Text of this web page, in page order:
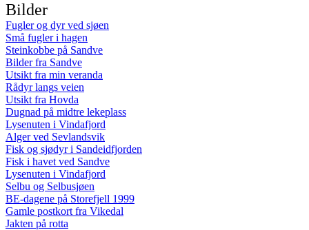
Bilder
Fugler og dyr ved sjøen
Små fugler i hagen
Steinkobbe på Sandve
Bilder fra Sandve
Utsikt fra min veranda
Rådyr langs veien
Utsikt fra Hovda
Dugnad på midtre lekeplass
Lysenuten i Vindafjord
Alger ved Sevlandsvik
Fisk og sjødyr i Sandeidfjorden
Fisk i havet ved Sandve
Lysenuten i Vindafjord
Selbu og Selbusjøen
BE-dagene på Storefjell 1999
Gamle postkort fra Vikedal
Jakten på rotta